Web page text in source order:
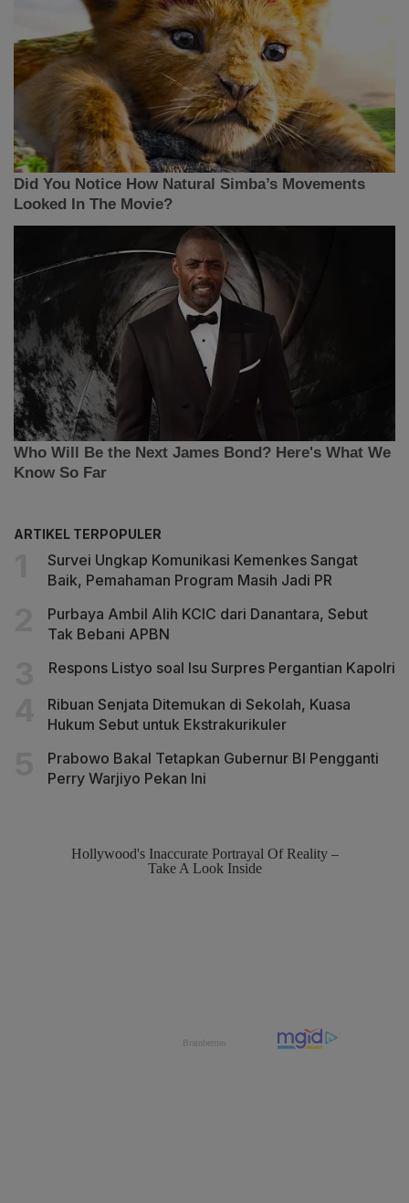
ARTIKEL TERPOPULER
Survei Ungkap Komunikasi Kemenkes Sangat
Baik, Pemahaman Program Masih Jadi PR
Purbaya Ambil Alih KCIC dari Danantara, Sebut
Tak Bebani APBN
Respons Listyo soal Isu Surpres Pergantian Kapolri
Ribuan Senjata Ditemukan di Sekolah, Kuasa
Hukum Sebut untuk Ekstrakurikuler
Prabowo Bakal Tetapkan Gubernur BI Pengganti
Perry Warjiyo Pekan Ini